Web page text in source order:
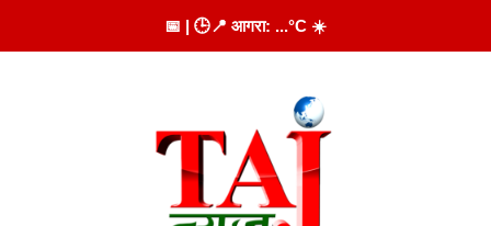
to
📅 | 🕒📍 आगरा: ...°C ☀️